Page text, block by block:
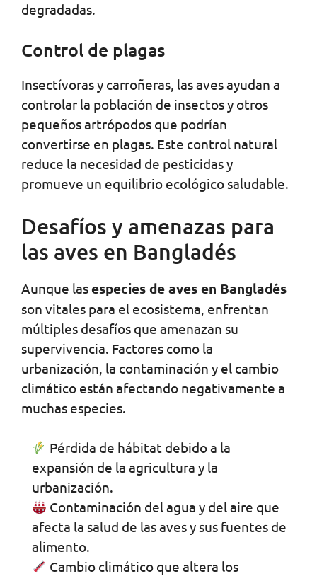
degradadas.
Control de plagas
Insectívoras y carroñeras, las aves ayudan a
controlar la población de insectos y otros
pequeños artrópodos que podrían
convertirse en plagas. Este control natural
reduce la necesidad de pesticidas y
promueve un equilibrio ecológico saludable.
Desafíos y amenazas para
las aves en Bangladés
Aunque lasespecies de aves en Bangladés
son vitales para el ecosistema, enfrentan
múltiples desafíos que amenazan su
supervivencia. Factores como la
urbanización, la contaminación y el cambio
climático están afectando negativamente a
muchas especies.
Pérdida de hábitat debido a la
expansión de la agricultura y la
urbanización.
Contaminación del agua y del aire que
afecta la salud de las aves y sus fuentes de
alimento.
Cambio climático que altera los